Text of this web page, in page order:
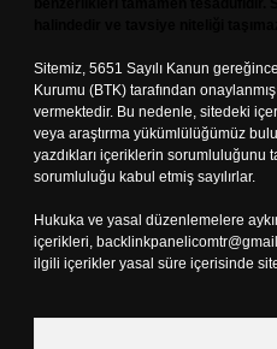
Sitemiz, 5651 Sayılı Kanun
Kurumu (BTK) tarafından
vermektedir. Bu nedenle, sitedeki
veya araştırma yükümlülüğümüz
yazdıkları içeriklerin sorumluluğunu
sorumluluğu kabul etmiş sayılırlar.
Hukuka ve yasal düzenlemelere
içerikleri,
ilgili içerikler yasal süre içerisinde